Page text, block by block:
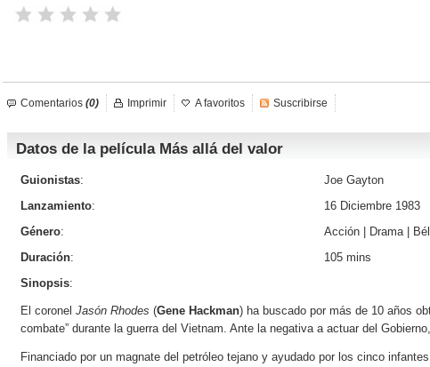
Comentarios (0) Imprimir A favoritos Suscribirse
Datos de la película Más allá del valor
Guionistas:
Joe Gayton
Lanzamiento:
16 Diciembre 1983
Género: Acción Drama|
Duración:
105 mins
Sinopsis:
El coronel Jasón Rhodes (Gene Hackman) ha buscado por más de 10 años
combate” durante la guerra del Vietnam. Ante la negativa a actuar del Gobierno,
Financiado por un magnate del petróleo tejano y ayudado por los cinco